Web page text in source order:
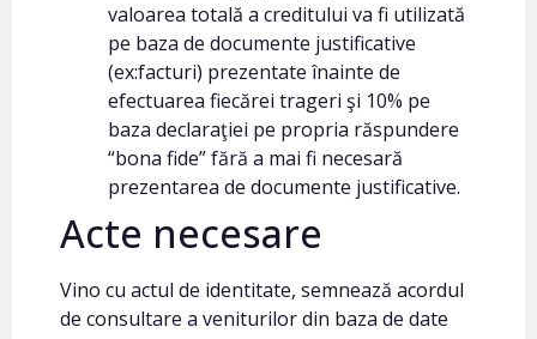
valoarea totală a creditului va fi utilizată
pe baza de documente justificative
(ex:facturi) prezentate înainte de
efectuarea fiecărei trageri şi 10% pe
baza declaraţiei pe propria răspundere
“bona fide” fără a mai fi necesară
prezentarea de documente justificative.
Acte necesare
Vino cu actul de identitate, semnează acordul
de consultare a veniturilor din baza de date